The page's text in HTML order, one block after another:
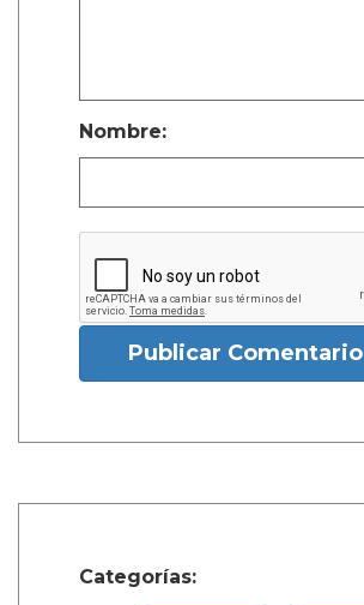
Nombre:
Publicar Comentario
Categorías: